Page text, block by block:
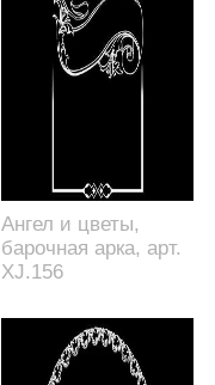
Ангел и цветы,
барочная арка, арт.
XJ.156